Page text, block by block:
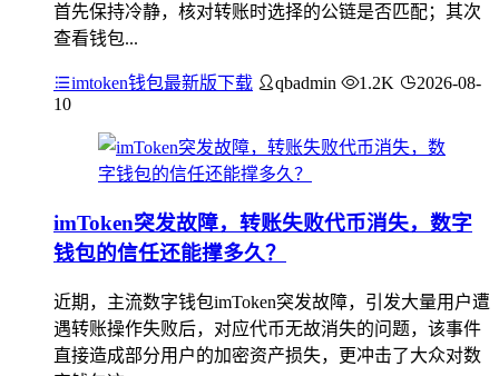
首先保持冷静，核对转账时选择的公链是否匹配；其次
查看钱包...
imtoken钱包最新版下载 qbadmin 1.2K
2026-08-
10
imToken突发故障，转账失败代币消失，数字
钱包的信任还能撑多久？
近期，主流数字钱包imToken突发故障，引发大量用户遭
遇转账操作失败后，对应代币无故消失的问题，该事件
直接造成部分用户的加密资产损失，更冲击了大众对数